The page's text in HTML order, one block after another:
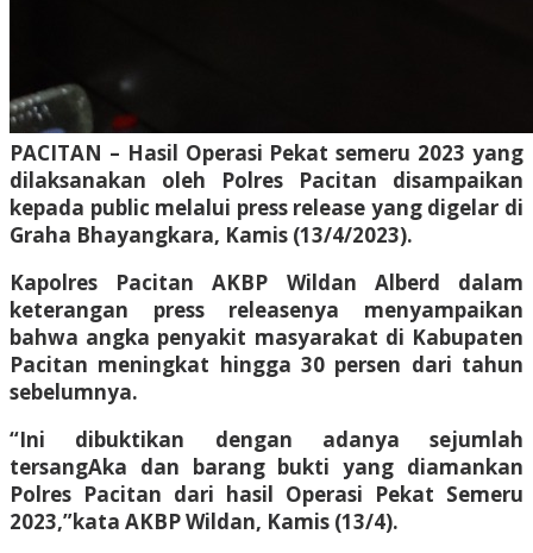
PACITAN – Hasil Operasi Pekat semeru 2023 yang
dilaksanakan oleh Polres Pacitan disampaikan
kepada public melalui press release yang digelar di
Graha Bhayangkara, Kamis (13/4/2023).
Kapolres Pacitan AKBP Wildan Alberd dalam
keterangan press releasenya menyampaikan
bahwa angka penyakit masyarakat di Kabupaten
Pacitan meningkat hingga 30 persen dari tahun
sebelumnya.
“Ini dibuktikan dengan adanya sejumlah
tersangAka dan barang bukti yang diamankan
Polres Pacitan dari hasil Operasi Pekat Semeru
2023,”kata AKBP Wildan, Kamis (13/4).